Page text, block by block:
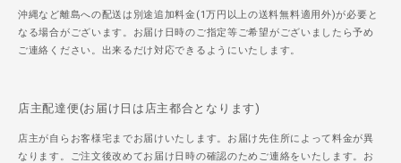
沖縄など離島への配送は別途追加料金(1万円以上の送料無料適用外)が必要と
なる場合がございます。お届け日時のご指定等ご希望がございましたら予め
ご連絡ください。出来るだけ対応できるようにいたします。
店主配達便(お届け日は店主都合となります)
店主が自らお客様宅までお届けいたします。お届け先住所によって料金が異
なります。ご注文後改めてお届け日時の確認のためご連絡をいたします。お